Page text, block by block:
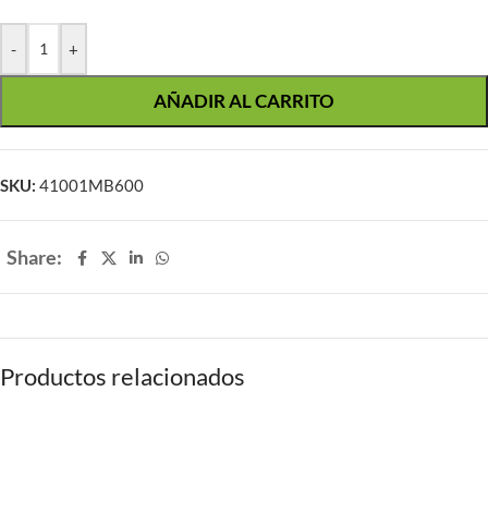
- +
AÑADIR AL CARRITO
SKU: 41001MB600
Share:
Productos relacionados